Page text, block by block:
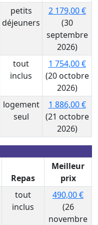
petits
déjeuners
2 179,00 €
(30
septembre
2026)
tout
inclus
1 754,00 €
(20 octobre
2026)
logement
seul
1 886,00 €
(21 octobre
2026)
Repas
Meilleur
prix
tout
inclus
490,00 €
(26
novembre